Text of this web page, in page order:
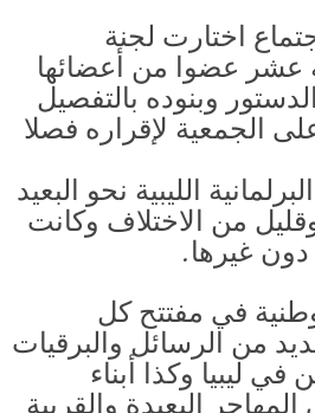
اختارت لجنة
عشر عضوا من أعضائها
وبنوده بالتفصيل
الجمعية لإقراره فصلا
الليبية نحو البعيد
من الاختلاف وكانت
دون غيرها.
في مفتتح كل
من الرسائل والبرقيات
ليبيا وكذا أبناء